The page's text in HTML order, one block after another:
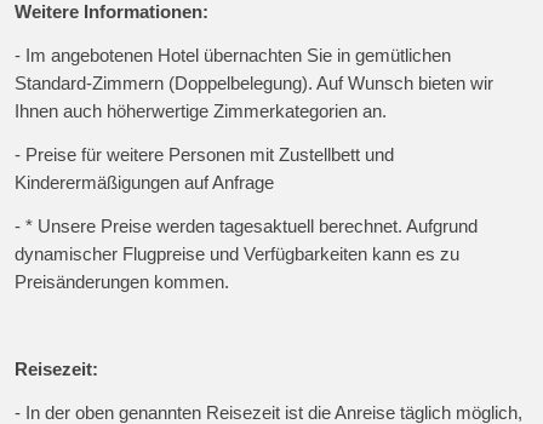
Weitere Informationen:
- Im angebotenen Hotel übernachten Sie in gemütlichen
Standard-Zimmern (Doppelbelegung). Auf Wunsch bieten wir
Ihnen auch höherwertige Zimmerkategorien an.
- Preise für weitere Personen mit Zustellbett und
Kinderermäßigungen auf Anfrage
- * Unsere Preise werden tagesaktuell berechnet. Aufgrund
dynamischer Flugpreise und Verfügbarkeiten kann es zu
Preisänderungen kommen.
Reisezeit:
- In der oben genannten Reisezeit ist die Anreise täglich möglich,